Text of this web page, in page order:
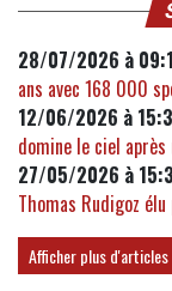
28/07/2026 à
ans avec 168 000
12/06/2026 à
domine le ciel
27/05/2026 à
Thomas Rudigoz
Afficher plus